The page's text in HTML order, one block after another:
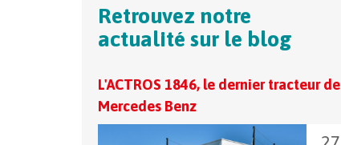
Retrouvez notre
actualité sur le blog
L'ACTROS 1846, le dernier tracteur de
Mercedes Benz